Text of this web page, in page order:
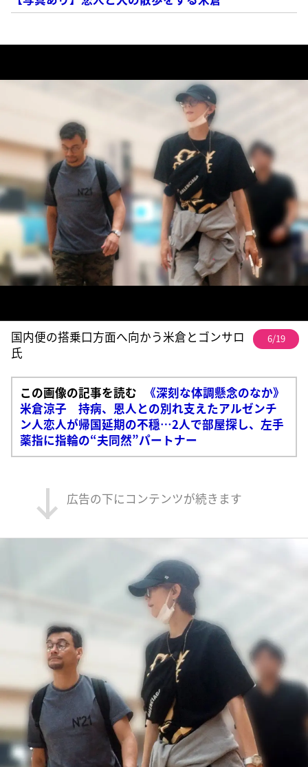
国内便の搭乗口方面へ向かう米倉とゴンサロ
氏
6/19
この画像の記事を読む
《深刻な体調懸念のなか》
米倉涼子 持病、恩人との別れ支えたアルゼンチ
ン人恋人が帰国延期の不穏…2人で部屋探し、左手
薬指に指輪の“夫同然”パートナー
広告の下にコンテンツが続きます